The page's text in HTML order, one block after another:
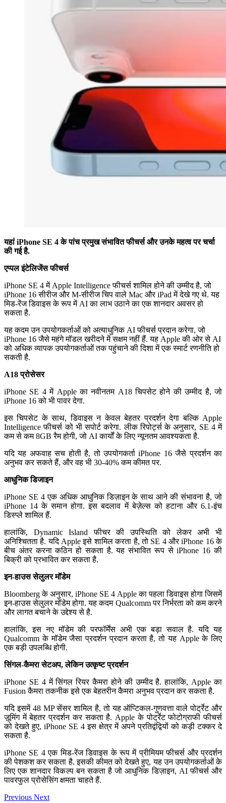
यहां iPhone SE 4 के पांच प्रमुख संभावित फीचर्स और उनके महत्व पर चर्चा
की गई है.
एप्पल इंटेलिजेंस फीचर्स
iPhone SE 4 में Apple Intelligence फीचर्स शामिल होने की उम्मीद है, जो
iPhone 16 सीरीज और M-सीरीज चिप वाले Mac और iPad में देखे गए थे. यह
मिड-रेंज डिवाइस के रूप में AI का लाभ उठाने का एक शानदार अवसर हो
सकता है.
यह कदम उन उपयोगकर्ताओं को अत्याधुनिक AI फीचर्स प्रदान करेगा, जो
iPhone 16 जैसे महंगे मॉडल खरीदने में सक्षम नहीं हैं. यह Apple की ओर से AI
को अधिक व्यापक उपयोगकर्ताओं तक पहुंचाने की दिशा में एक स्मार्ट रणनीति हो
सकती है.
A18 प्रोसेसर
iPhone SE 4 में Apple का नवीनतम A18 चिपसेट होने की उम्मीद है, जो
iPhone 16 को भी पावर देगा.
इस चिपसेट के साथ, डिवाइस न केवल बेहतर प्रदर्शन देगा बल्कि Apple
Intelligence फीचर्स को भी सपोर्ट करेगा. लीक रिपोर्ट्स के अनुसार, SE 4 में
कम से कम 8GB रैम होगी, जो AI कार्यों के लिए न्यूनतम आवश्यकता है.
यदि यह अफवाह सच होती है, तो उपयोगकर्ता iPhone 16 जैसे प्रदर्शन का
अनुभव कर सकते हैं, और वह भी 30-40% कम कीमत पर.
आधुनिक डिजाइन
iPhone SE 4 एक अधिक आधुनिक डिज़ाइन के साथ आने की संभावना है, जो
iPhone 14 के समान होगा. इस बदलाव में बेज़ेल्स को हटाना और 6.1-इंच
डिस्प्ले शामिल हैं.
हालांकि, Dynamic Island फीचर की उपस्थिति को लेकर अभी भी
अनिश्चितता है. यदि Apple इसे शामिल करता है, तो SE 4 और iPhone 16 के
बीच अंतर करना कठिन हो सकता है. यह संभावित रूप से iPhone 16 की
बिक्री को प्रभावित कर सकता है.
इन-हाउस सेलुलर मॉडेम
Bloomberg के अनुसार, iPhone SE 4 Apple का पहला डिवाइस होगा जिसमें
इन-हाउस सेलुलर मॉडेम होगा. यह कदम Qualcomm पर निर्भरता को कम करने
और लागत बचाने के उद्देश्य से है.
हालांकि, इस नए मॉडेम की परफॉर्मेंस अभी एक बड़ा सवाल है. यदि यह
Qualcomm के मॉडेम जैसा प्रदर्शन प्रदान करता है, तो यह Apple के लिए
एक बड़ी उपलब्धि होगी.
सिंगल-कैमरा सेटअप, लेकिन उत्कृष्ट प्रदर्शन
iPhone SE 4 में सिंगल रियर कैमरा होने की उम्मीद है. हालांकि, Apple का
Fusion कैमरा तकनीक इसे एक बेहतरीन कैमरा अनुभव प्रदान कर सकता है.
यदि इसमें 48 MP सेंसर शामिल है, तो यह ऑप्टिकल-गुणवत्ता वाले पोर्ट्रेट और
ज़ूमिंग में बेहतर प्रदर्शन कर सकता है. Apple के पोर्ट्रेट फोटोग्राफी फीचर्स
को देखते हुए, iPhone SE 4 इस क्षेत्र में अपने प्रतिद्वंद्वियों को कड़ी टक्कर दे
सकता है.
iPhone SE 4 एक मिड-रेंज डिवाइस के रूप में प्रीमियम फीचर्स और प्रदर्शन
की पेशकश कर सकता है. इसकी कीमत को देखते हुए, यह उन उपयोगकर्ताओं के
लिए एक शानदार विकल्प बन सकता है जो आधुनिक डिज़ाइन, AI फीचर्स और
पावरफुल प्रोसेसिंग क्षमता चाहते हैं.
Previous Next